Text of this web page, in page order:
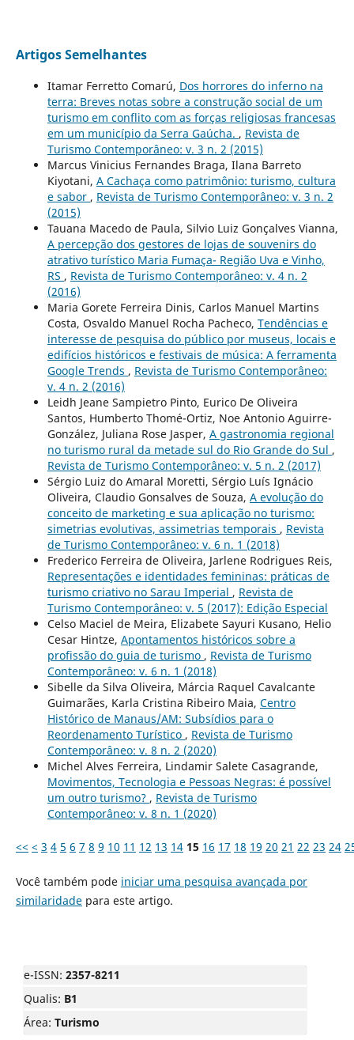
Artigos Semelhantes
Itamar Ferretto Comarú, Dos horrores do inferno na
terra: Breves notas sobre a construção social de um
turismo em conflito com as forças religiosas francesas
em um município da Serra Gaúcha. , Revista de
Turismo Contemporâneo: v. 3 n. 2 (2015)
Marcus Vinicius Fernandes Braga, Ilana Barreto
Kiyotani, A Cachaça como patrimônio: turismo, cultura
e sabor , Revista de Turismo Contemporâneo: v. 3 n. 2
(2015)
Tauana Macedo de Paula, Silvio Luiz Gonçalves Vianna,
A percepção dos gestores de lojas de souvenirs do
atrativo turístico Maria Fumaça- Região Uva e Vinho,
RS , Revista de Turismo Contemporâneo: v. 4 n. 2
(2016)
Maria Gorete Ferreira Dinis, Carlos Manuel Martins
Costa, Osvaldo Manuel Rocha Pacheco, Tendências e
interesse de pesquisa do público por museus, locais e
edifícios históricos e festivais de música: A ferramenta
Google Trends , Revista de Turismo Contemporâneo:
v. 4 n. 2 (2016)
Leidh Jeane Sampietro Pinto, Eurico De Oliveira
Santos, Humberto Thomé-Ortiz, Noe Antonio Aguirre-
González, Juliana Rose Jasper, A gastronomia regional
no turismo rural da metade sul do Rio Grande do Sul ,
Revista de Turismo Contemporâneo: v. 5 n. 2 (2017)
Sérgio Luiz do Amaral Moretti, Sérgio Luís Ignácio
Oliveira, Claudio Gonsalves de Souza, A evolução do
conceito de marketing e sua aplicação no turismo:
simetrias evolutivas, assimetrias temporais , Revista
de Turismo Contemporâneo: v. 6 n. 1 (2018)
Frederico Ferreira de Oliveira, Jarlene Rodrigues Reis,
Representações e identidades femininas: práticas de
turismo criativo no Sarau Imperial , Revista de
Turismo Contemporâneo: v. 5 (2017): Edição Especial
Celso Maciel de Meira, Elizabete Sayuri Kusano, Helio
Cesar Hintze, Apontamentos históricos sobre a
profissão do guia de turismo , Revista de Turismo
Contemporâneo: v. 6 n. 1 (2018)
Sibelle da Silva Oliveira, Márcia Raquel Cavalcante
Guimarães, Karla Cristina Ribeiro Maia, Centro
Histórico de Manaus/AM: Subsídios para o
Reordenamento Turístico , Revista de Turismo
Contemporâneo: v. 8 n. 2 (2020)
Michel Alves Ferreira, Lindamir Salete Casagrande,
Movimentos, Tecnologia e Pessoas Negras: é possível
um outro turismo? , Revista de Turismo
Contemporâneo: v. 8 n. 1 (2020)
<< < 3 4 5 6 7 8 9 10 11 12 13 14 15 16 17 18 19 20 21 22 23 24
Você também pode iniciar uma pesquisa avançada por
similaridadepara este artigo.
e-ISSN: 2357-8211
Qualis: B1
Área: Turismo